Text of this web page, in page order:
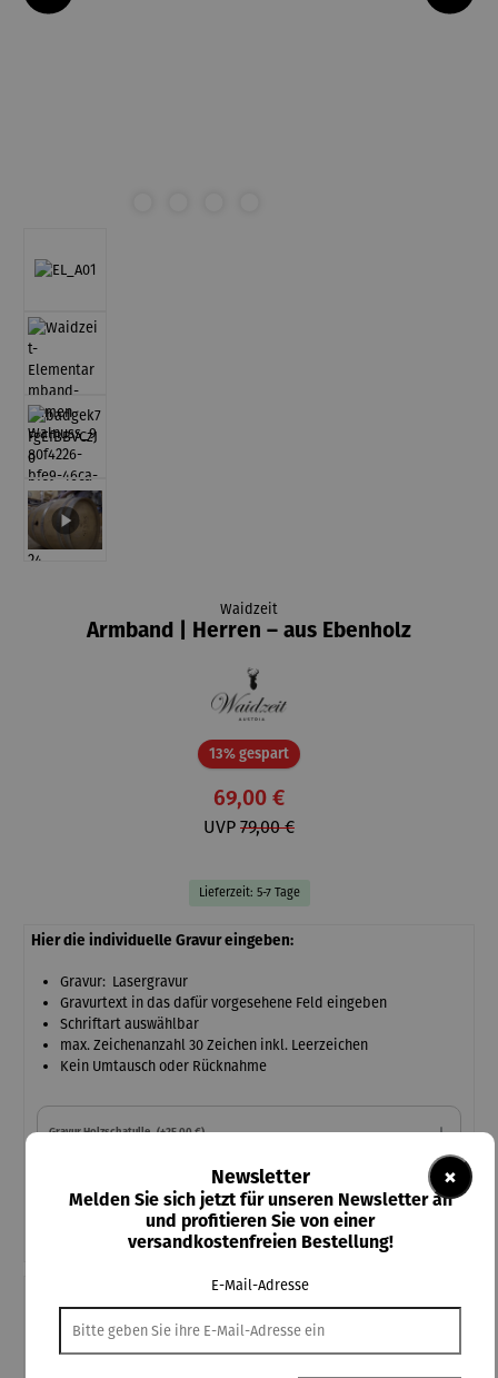
Waidzeit
Armband | Herren – aus Ebenholz
13% gespartRabatt
69,00 €
UVP 79,00 €
Lieferzeit: 5-7 Tage
Hier die individuelle Gravur eingeben:
Gravur: Lasergravur
Gravurtext in das dafür vorgesehene Feld eingeben
Schriftart auswählbar
max. Zeichenanzahl 30 Zeichen inkl. Leerzeichen
Kein Umtausch oder Rücknahme
Gravur Holzschatulle (+25,00 €)
Schriftart-Auswahl
Teile diese Konfiguration
×
Newsletter
Melden Sie sich jetzt für unseren Newsletter an
und profitieren Sie von einer
versandkostenfreien Bestellung!
E-Mail-Adresse